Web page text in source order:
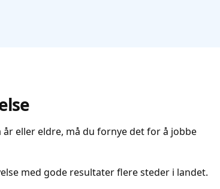
eller eldre, må du fornye det for å jobbe
med gode resultater flere steder i landet.